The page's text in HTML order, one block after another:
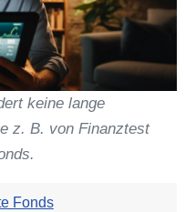
keine lange
z. B. von Finanztest
Fonds